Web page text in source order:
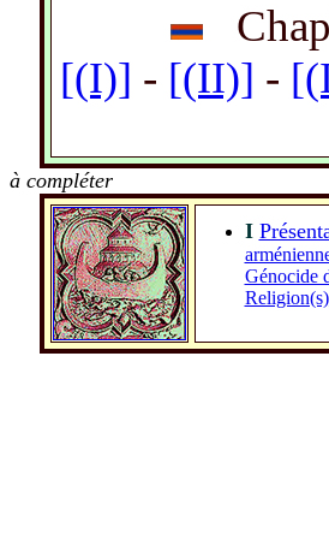
[(I)] - [(II)] -
à compléter
I
Génocide